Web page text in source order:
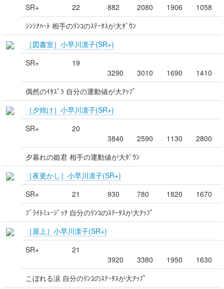
SR+
22 882 2080 1906
1058
ｼﾝｼｱﾊｰﾄ 相手のﾘﾝｺのｽﾃｰﾀｽが大ﾀﾞｳﾝ
［図書室］小早川凛子(SR+)
SR+
19
3290
3010 1690
1410
偶然のｲﾀｽﾞﾗ 自分の運動値が大ｱｯﾌﾟ
［夕焼け］小早川凛子(SR+)
SR+
20
3840
2590 1130
2800
夕暮れの姫君 相手の運動値が大ﾀﾞｳﾝ
［夜更かし］小早川凛子(SR+)
SR+
21 930 780 1820
1670
ﾌﾞﾗｲﾄﾐｭｰｼﾞｯｸ 自分のﾘﾝｺのｽﾃｰﾀｽが大ｱｯﾌﾟ
［屋上］小早川凛子(SR+)
SR+
21
3920
3380 1950
1630
こぼれる涙 自分のﾘﾝｺのｽﾃｰﾀｽが大ｱｯﾌﾟ